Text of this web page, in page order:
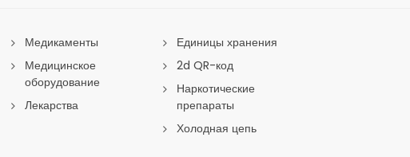
Медикаменты
Медицинское
оборудование
Лекарства
Единицы хранения
2d QR-код
Наркотические
препараты
Холодная цепь